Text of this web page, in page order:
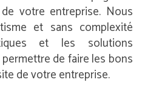
votre entreprise. Nous
et sans complexité
et les solutions
de faire les bons
de votre entreprise.